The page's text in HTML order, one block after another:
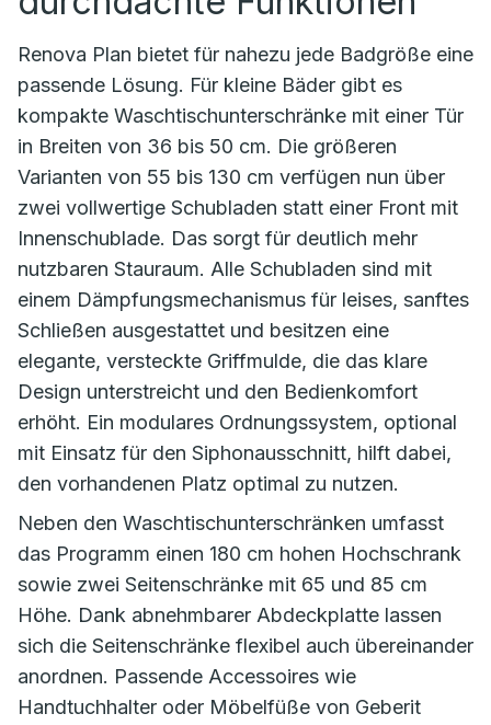
Renova Plan bietet für nahezu jede Badgröße eine
passende Lösung. Für kleine Bäder gibt es
kompakte Waschtischunterschränke mit einer Tür
in Breiten von 36 bis 50 cm. Die größeren
Varianten von 55 bis 130 cm verfügen nun über
zwei vollwertige Schubladen statt einer Front mit
Innenschublade. Das sorgt für deutlich mehr
nutzbaren Stauraum. Alle Schubladen sind mit
einem Dämpfungsmechanismus für leises, sanftes
Schließen ausgestattet und besitzen eine
elegante, versteckte Griffmulde, die das klare
Design unterstreicht und den Bedienkomfort
erhöht. Ein modulares Ordnungssystem, optional
mit Einsatz für den Siphonausschnitt, hilft dabei,
den vorhandenen Platz optimal zu nutzen.
Neben den Waschtischunterschränken umfasst
das Programm einen 180 cm hohen Hochschrank
sowie zwei Seitenschränke mit 65 und 85 cm
Höhe. Dank abnehmbarer Abdeckplatte lassen
sich die Seitenschränke flexibel auch übereinander
anordnen. Passende Accessoires wie
Handtuchhalter oder Möbelfüße von Geberit